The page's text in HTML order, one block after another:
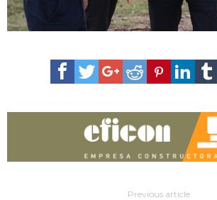
Previous article